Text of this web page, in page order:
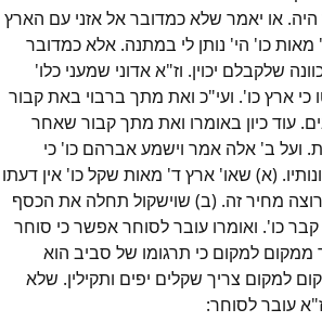
או יאמר שלא כמדובר אל אזני עם הארץ
כו' הי' נותן לי במתנה. אלא כמדובר
שלקבלם יכוין. וז"א אדוני שמעני כלו'
כי ארץ כו'. ועי"כ ואת מתך ברבוי באת קבור
עוד כיון באומרו ואת מתך קבור שאחר
ועל ב' אלה אמר וישמע אברהם כו' כי
(א) שאו' ארץ ד' מאות שקל כו' אין דעתו
מחיר זה. (ב) שוישקול תחלה את הכסף
קבר כו'. ואומרו עובר לסוחר אפשר כי סוחר
ממקום למקום כי תרגומו של סביב הוא
למקום צריך שקלים יפים ותקילין. שלא
עובר לסוחר: